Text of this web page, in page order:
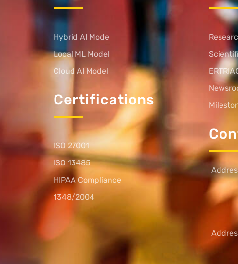
Hybrid AI Model
Local ML Model
Cloud AI Model
Certifications
ISO 27001
ISO 13485
HIPAA Compliance
1348/2004